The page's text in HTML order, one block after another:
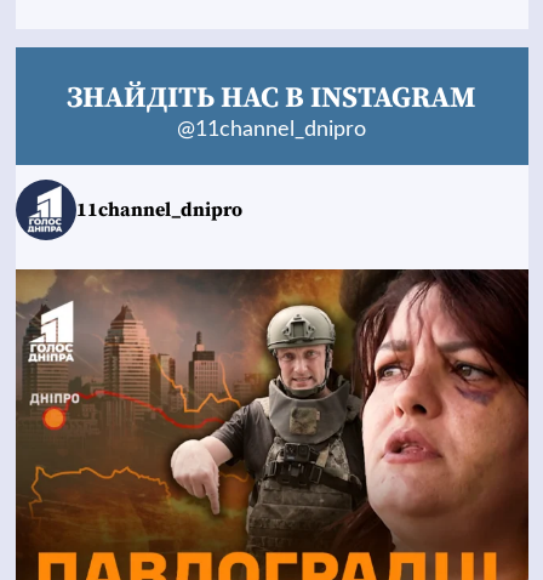
ЗНАЙДІТЬ НАС В INSTAGRAM
@11channel_dnipro
11channel_dnipro